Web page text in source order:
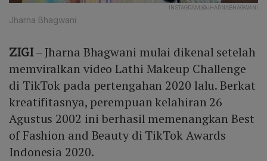
INSTAGRAM/@JHARNABHAGWANI
Jharna Bhagwani
ZIGI– Jharna Bhagwani mulai dikenal setelah
memviralkan video Lathi Makeup Challenge
di TikTok pada pertengahan 2020 lalu. Berkat
kreatifitasnya, perempuan kelahiran 26
Agustus 2002 ini berhasil memenangkan Best
of Fashion and Beauty di TikTok Awards
Indonesia 2020.